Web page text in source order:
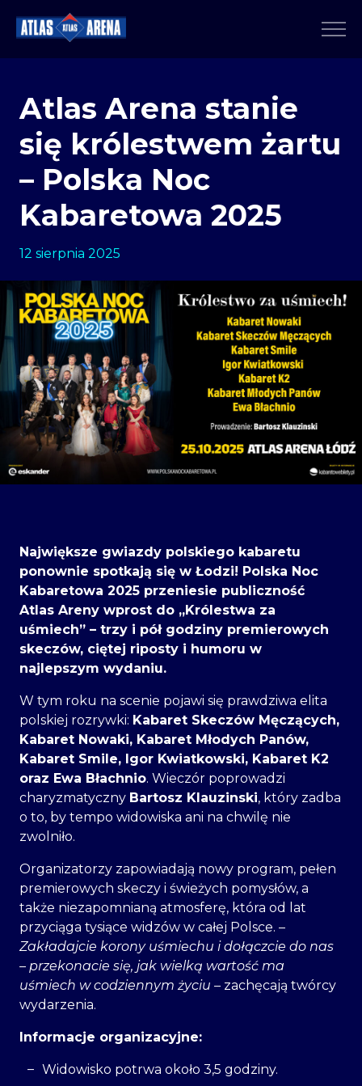
Atlas Arena stanie
się królestwem żartu
– Polska Noc
Kabaretowa 2025
12 sierpnia 2025
Największe gwiazdy polskiego kabaretu
ponownie spotkają się w Łodzi! Polska Noc
Kabaretowa 2025 przeniesie publiczność
Atlas Areny wprost do „Królestwa za
uśmiech” – trzy i pół godziny premierowych
skeczów, ciętej riposty i humoru w
najlepszym wydaniu.
W tym roku na scenie pojawi się prawdziwa elita
polskiej rozrywki: Kabaret Skeczów Męczących,
Kabaret Nowaki, Kabaret Młodych Panów,
Kabaret Smile, Igor Kwiatkowski, Kabaret K2
oraz Ewa Błachnio. Wieczór poprowadzi
charyzmatyczny Bartosz Klauzinski, który zadba
o to, by tempo widowiska ani na chwilę nie
zwolniło.
Organizatorzy zapowiadają nowy program, pełen
premierowych skeczy i świeżych pomysłów, a
także niezapomnianą atmosferę, która od lat
przyciąga tysiące widzów w całej Polsce. –
Zakładajcie korony uśmiechu i dołączcie do nas
– przekonacie się, jak wielką wartość ma
uśmiech w codziennym życiu – zachęcają twórcy
wydarzenia.
Informacje organizacyjne:
Widowisko potrwa około 3,5 godziny.